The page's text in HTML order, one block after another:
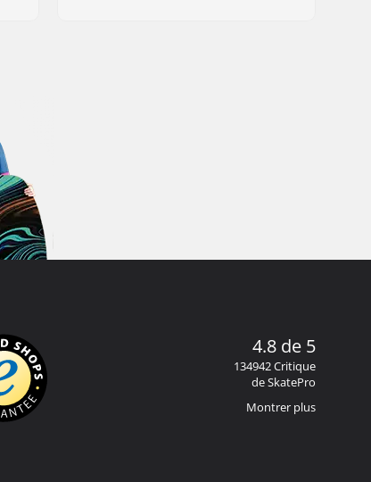
4.8 de 5
134942 Critique
de SkatePro
Montrer plus